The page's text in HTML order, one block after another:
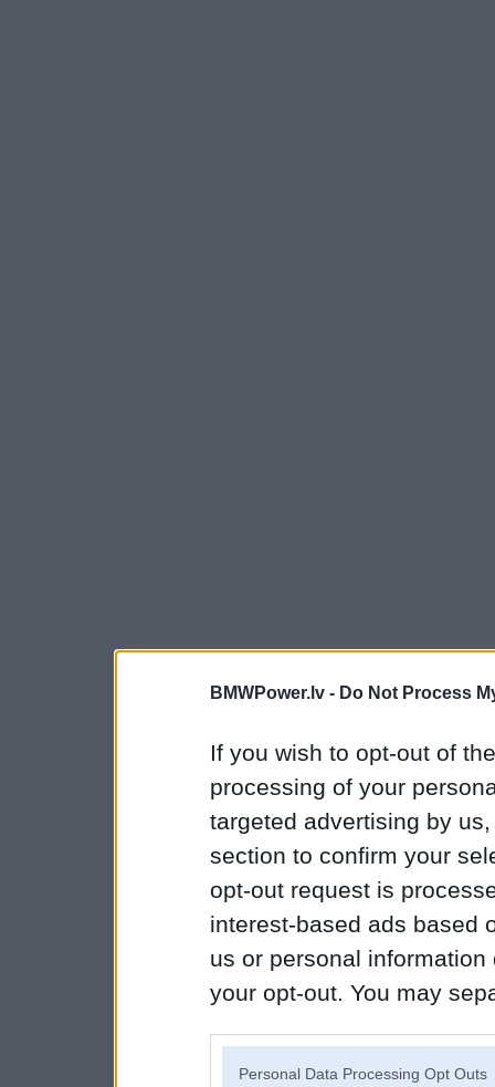
BMWPower.lv - Do Not Process
If you wish to opt-out of
processing of your
targeted advertising by
section to confirm your
opt-out request is
interest-based ads based
us or personal
your opt-out. You may
Personal Data Processing Opt Outs